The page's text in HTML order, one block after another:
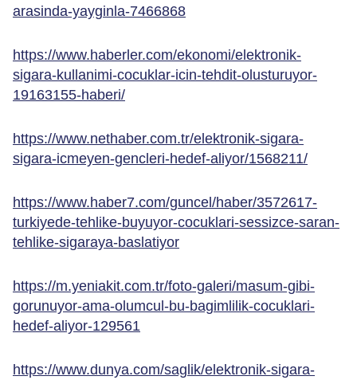
arasinda-yayginla-7466868
https://www.haberler.com/ekonomi/elektronik-
sigara-kullanimi-cocuklar-icin-tehdit-olusturuyor-
19163155-haberi/
https://www.nethaber.com.tr/elektronik-sigara-
sigara-icmeyen-gencleri-hedef-aliyor/1568211/
https://www.haber7.com/guncel/haber/3572617-
turkiyede-tehlike-buyuyor-cocuklari-sessizce-saran-
tehlike-sigaraya-baslatiyor
https://m.yeniakit.com.tr/foto-galeri/masum-gibi-
gorunuyor-ama-olumcul-bu-bagimlilik-cocuklari-
hedef-aliyor-129561
https://www.dunya.com/saglik/elektronik-sigara-